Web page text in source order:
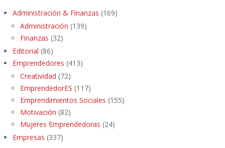
Administración & Finanzas (169)
Administración (139)
Finanzas (32)
Editorial (86)
Emprendedores (413)
Creatividad (72)
EmprendedorES (117)
Emprendimientos Sociales (155)
Motivación (82)
Mujeres Emprendedoras (24)
Empresas (337)